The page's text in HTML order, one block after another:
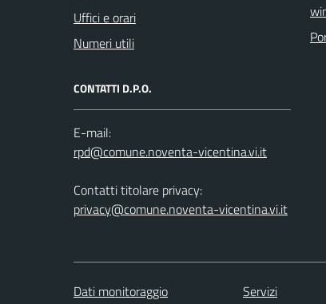
Uffici e orari
Numeri utili
CONTATTI D.P.O.
E-mail:
Contatti titolare privacy:
privacy@comune.noventa-vicentina.vi.it
Dati monitoraggio Servizi